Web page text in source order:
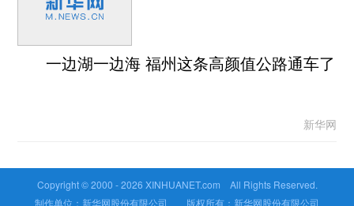
一边湖一边海 福州这条高颜值公路通车了
新华网
Copyright © 2000 -2026 XINHUANET.com All Rights Reserved.
制作单位：新华网股份有限公司 版权所有：新华网股份有限公司